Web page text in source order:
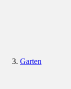
Garten